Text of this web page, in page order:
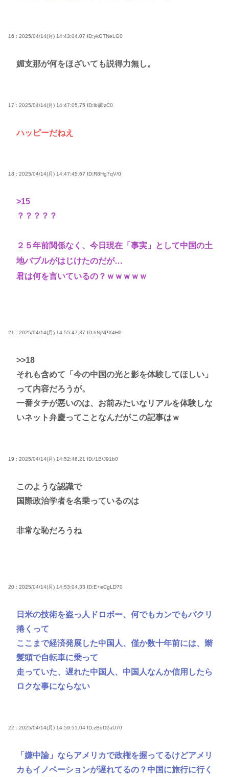
16 : 2025/04/14(月) 14:43:04.07 ID:ykGTNeLG0
媚支那が何をほざいても説得力無し。
17 : 2025/04/14(月) 14:47:05.75 ID:lbijl0zC0
ハッピーだねえ
18 : 2025/04/14(月) 14:47:45.67 ID:R8Hg7qV/0
>15
？？？？？
２５年前関係なく、今日現在「事実」として中国の土
地バブルがはじけたのだが…
君は何を言いているの？ｗｗｗｗｗ
21 : 2025/04/14(月) 14:55:47.37 ID:hNjNPX4H0
>>18
それも含めて「今の中国の光と影を体験してほしい」
って内容だろうが。
一番タチが悪いのは、お前みたいなリアルを体験しな
いネット弁慶ってことなんだがこの記事はｗ
19 : 2025/04/14(月) 14:52:46.21 ID:/1B/J91b0
このような認識で
国際政治学者を名乗っているのは
非常な恥だろうね
20 : 2025/04/14(月) 14:53:04.33 ID:E+eCgLD70
日米の技術を盗っ人ドロボー、何でもカンでもパクリ
捲くって
ここまで経済発展した中国人、僅か数十年前には、辮
髪頭で自転車に乗って
走っていた、遅れた中国人、中国人なんか信用したら
ロクな事にならない
22 : 2025/04/14(月) 14:59:51.04 ID:zBdD2aU70
「嫌中論」ならアメリカで政権を握ってるけどアメリ
カもイノベーションが遅れてるの？中国に旅行に行く